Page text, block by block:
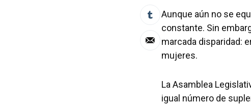
Aunque aún no se
constante. Sin
marcada disparidad:
mujeres.
La Asamblea
igual número de